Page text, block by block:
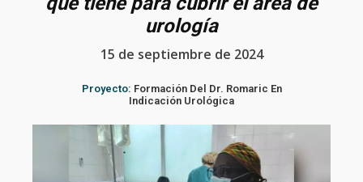
urología
15 de septiembre de 2024
Proyecto: Formación Del Dr. Romaric En
Indicación Urológica